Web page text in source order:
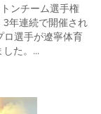
ンチーム選手権
年連続で開催され
ロ選手が遼寧体育
た。...